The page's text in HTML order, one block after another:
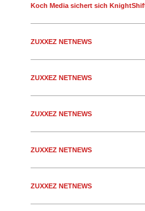
Koch Media sichert sich
ZUXXEZ NETNEWS
ZUXXEZ NETNEWS
ZUXXEZ NETNEWS
ZUXXEZ NETNEWS
ZUXXEZ NETNEWS